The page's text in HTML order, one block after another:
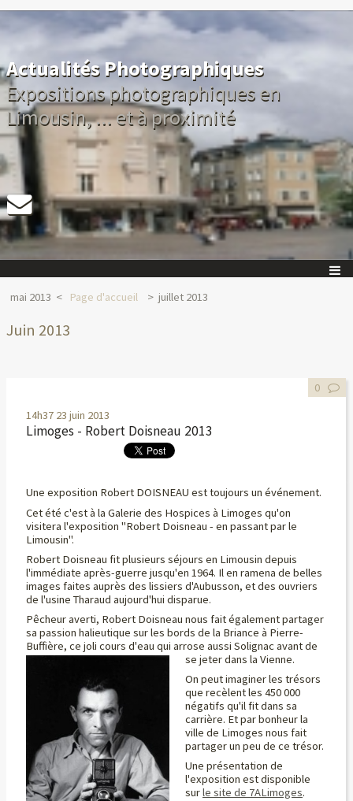
Actualités Photographiques
Expositions photographiques en
Limousin, ... et à proximité
mai 2013 Page d'accueil juillet 2013
Juin 2013
14h37 23 juin 2013
Limoges - Robert Doisneau 2013
Une exposition Robert DOISNEAU est toujours un événement.
Cet été c'est à la Galerie des Hospices à Limoges qu'on
visitera l'exposition "Robert Doisneau - en passant par le
Limousin".
Robert Doisneau fit plusieurs séjours en Limousin depuis
l'immédiate après-guerre jusqu'en 1964. Il en ramena de belles
images faites auprès des lissiers d'Aubusson, et des ouvriers
de l'usine Tharaud aujourd'hui disparue.
Pêcheur averti, Robert Doisneau nous fait également partager
sa passion halieutique sur les bords de la Briance à Pierre-
Buffière, ce joli cours d'eau qui arrose aussi Solignac avant de
se jeter dans la Vienne.
On peut imaginer les trésors
que recèlent les 450 000
négatifs qu'il fit dans sa
carrière. Et par bonheur la
ville de Limoges nous fait
partager un peu de ce trésor.
Une présentation de
l'exposition est disponible
surle site de 7ALimoges.
0